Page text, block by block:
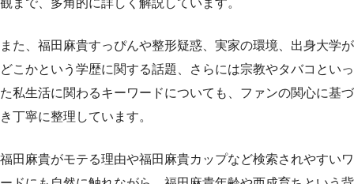
観まで、多角的に詳しく解説しています。
また、福田麻貴すっぴんや整形疑惑、実家の環境、出身大学が
どこかという学歴に関する話題、さらには宗教やタバコといっ
た私生活に関わるキーワードについても、ファンの関心に基づ
き丁寧に整理しています。
福田麻貴がモテる理由や福田麻貴カップなど検索されやすいワ